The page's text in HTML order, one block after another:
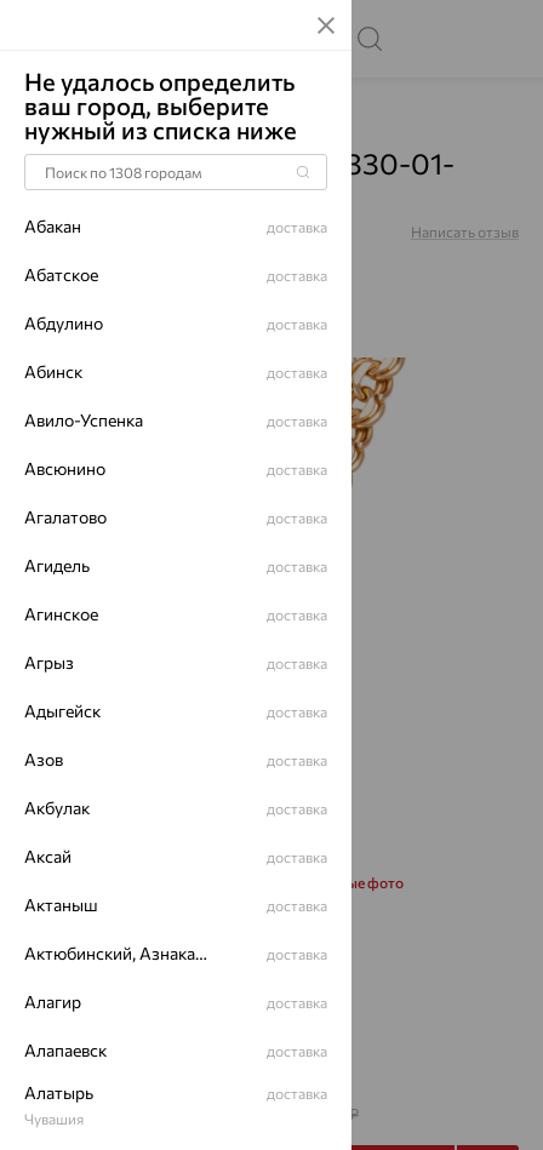
Главная Каталог Цепи
Цепь, золото, красный, 330-01-
0080-37654
Артикул: Написать отзыв
Запросить дополнительные фото
Размеры:
Калькулятор размера
от 267 128 ₽
Не удалось определить
ваш город, выберите
нужный из списка ниже
Абакан доставка
Абатское доставка
Абдулино доставка
Абинск доставка
Авило-Успенка доставка
Авсюнино доставка
Агалатово доставка
Агидель доставка
Агинское доставка
Агрыз доставка
Адыгейск доставка
Азов доставка
Акбулак доставка
Аксай доставка
Актаныш доставка
Актюбинский, Азнакаевский район доставка
Алагир доставка
Алапаевск доставка
Алатырь
Чувашия
доставка